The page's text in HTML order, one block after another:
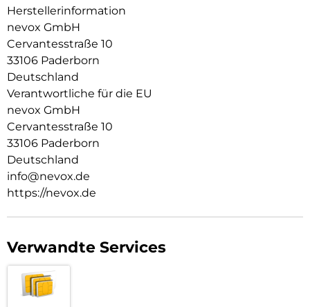
Bedienung kinderleicht und die Schutzhülle öffnet sich nicht
ungewollt.
Beim Umklappen der Frontklappe wird diese ebenfalls durch
die Magneten auf der Rückseite fixiert,
somit ist ein bequemes Telefonieren und Bedienen
Herstellerinformation
nevox GmbH
Cervantesstraße 10
33106 Paderborn
Deutschland
Verantwortliche für die EU
nevox GmbH
Cervantesstraße 10
33106 Paderborn
Deutschland
info@nevox.de
https://nevox.de
Verwandte Services